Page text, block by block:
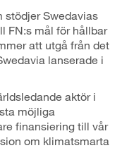
stödjer Swedavias
FN:s mål för hållbar
att utgå från det
lanserade i
aktör i
möjliga
finansiering till vår
om klimatsmarta